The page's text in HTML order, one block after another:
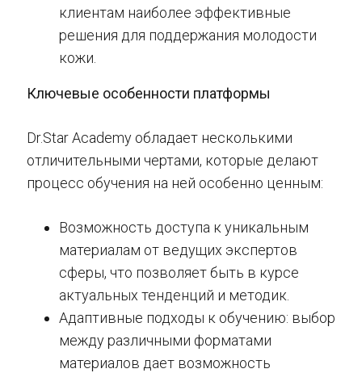
клиентам наиболее эффективные
решения для поддержания молодости
кожи.
Ключевые особенности платформы
Dr.Star Academy обладает несколькими
отличительными чертами, которые делают
процесс обучения на ней особенно ценным:
Возможность доступа к уникальным
материалам от ведущих экспертов
сферы, что позволяет быть в курсе
актуальных тенденций и методик.
Адаптивные подходы к обучению: выбор
между различными форматами
материалов дает возможность